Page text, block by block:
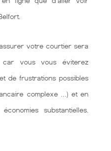
votre courtier sera
vous vous éviterez
de frustrations possibles
complexe …) et en
substantielles.